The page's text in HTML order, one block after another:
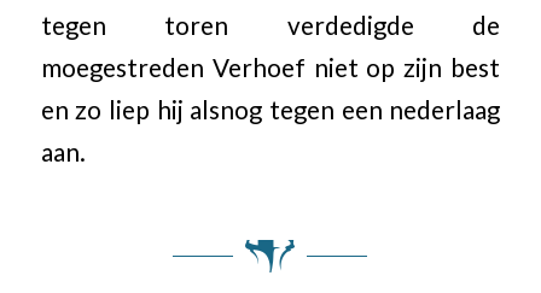
tegen toren verdedigde de
moegestreden Verhoef niet op zijn best
en zo liep hij alsnog tegen een nederlaag
aan.